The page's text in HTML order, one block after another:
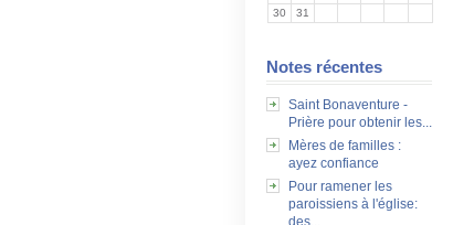
30
31
Notes récentes
Saint Bonaventure -
Prière pour obtenir les...
Mères de familles :
ayez confiance
Pour ramener les
paroissiens à l'église:
des...